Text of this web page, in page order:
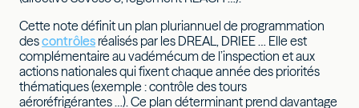
Cette note définit un plan pluriannuel de programmation
descontrôles réalisés par les DREAL, DRIEE … Elle est
complémentaire au vadémécum de l’inspection et aux
actions nationales qui fixent chaque année des priorités
thématiques (exemple : contrôle des tours
aéroréfrigérantes …). Ce plan déterminant prend davantage